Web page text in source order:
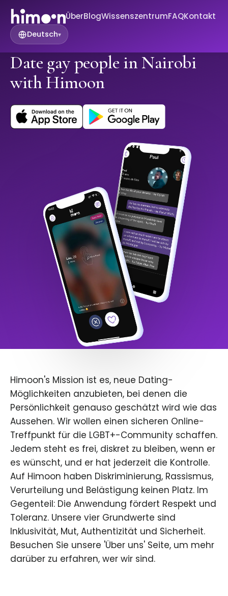
ÜberBlogWissenszentrumFAQKontakt
Deutsch▾
Date gay people in Nairobi
with Himoon
Himoon's Mission ist es, neue Dating-
Möglichkeiten anzubieten, bei denen die
Persönlichkeit genauso geschätzt wird wie das
Aussehen. Wir wollen einen sicheren Online-
Treffpunkt für die LGBT+-Community schaffen.
Jedem steht es frei, diskret zu bleiben, wenn er
es wünscht, und er hat jederzeit die Kontrolle.
Auf Himoon haben Diskriminierung, Rassismus,
Verurteilung und Belästigung keinen Platz. Im
Gegenteil: Die Anwendung fördert Respekt und
Toleranz. Unsere vier Grundwerte sind
Inklusivität, Mut, Authentizität und Sicherheit.
Besuchen Sie unsere 'Über uns' Seite, um mehr
darüber zu erfahren, wer wir sind.